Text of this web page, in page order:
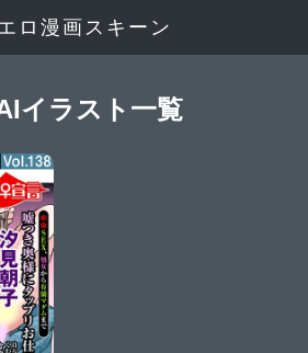
ロ漫画スキーン
イラスト一覧